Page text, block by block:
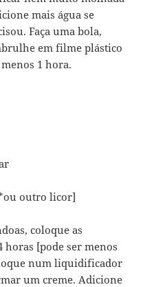
mais água se
Faça uma bola,
em filme plástico
1 hora.
outro licor]
coloque as
horas [pode ser menos
num liquidificador
um creme. Adicione